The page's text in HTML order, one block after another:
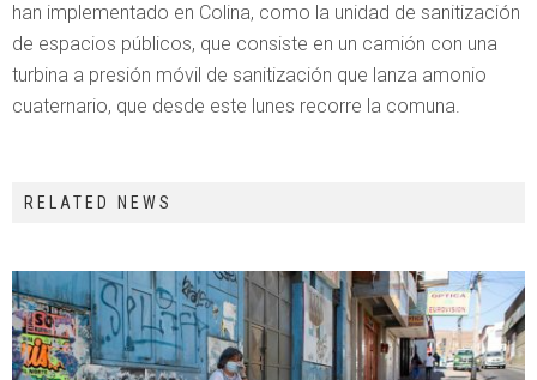
han implementado en Colina, como la unidad de sanitización
de espacios públicos, que consiste en un camión con una
turbina a presión móvil de sanitización que lanza amonio
cuaternario, que desde este lunes recorre la comuna.
RELATED NEWS